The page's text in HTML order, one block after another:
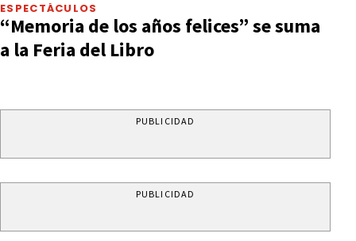
ESPECTÁCULOS
“Memoria de los años felices” se suma
a la Feria del Libro
PUBLICIDAD
PUBLICIDAD